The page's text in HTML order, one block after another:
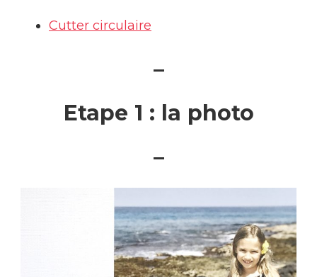
Cutter circulaire
–
Etape 1 : la photo
–